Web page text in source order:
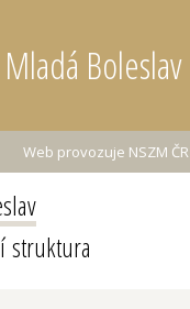
Mladá Boleslav
Web provozuje NSZM ČR
struktura